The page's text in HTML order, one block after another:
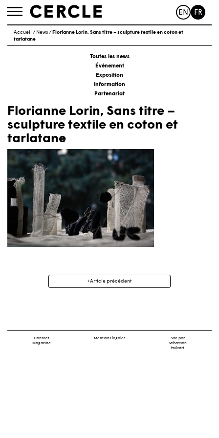
Toggle
EN FR
Accueil / News/ Florianne Lorin, Sans titre – sculpture textile en coton et
tarlatane
Toutes les news
Événement
Exposition
Information
Partenariat
Florianne Lorin, Sans titre –
sculpture textile en coton et
tarlatane
Navigation
Article précédent
Contact
Magazine
Mentions légales
Site par
Sébastien
Poilvert